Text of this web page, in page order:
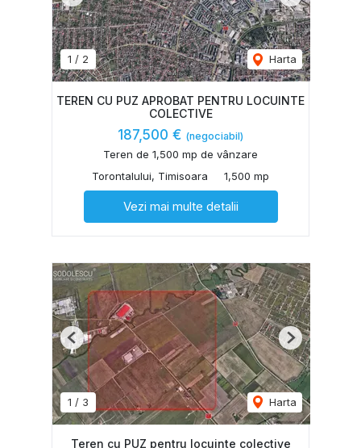
1 / 2 Harta
TEREN CU PUZ APROBAT PENTRU LOCUINTE
COLECTIVE
187,500 € (negociabil)
Teren de 1,500 mp de vânzare
Torontalului, Timisoara
1,500 mp
Vezi mai multe detalii
1 / 3 Harta
Previous Next
Teren cu PUZ pentru locuinte colective